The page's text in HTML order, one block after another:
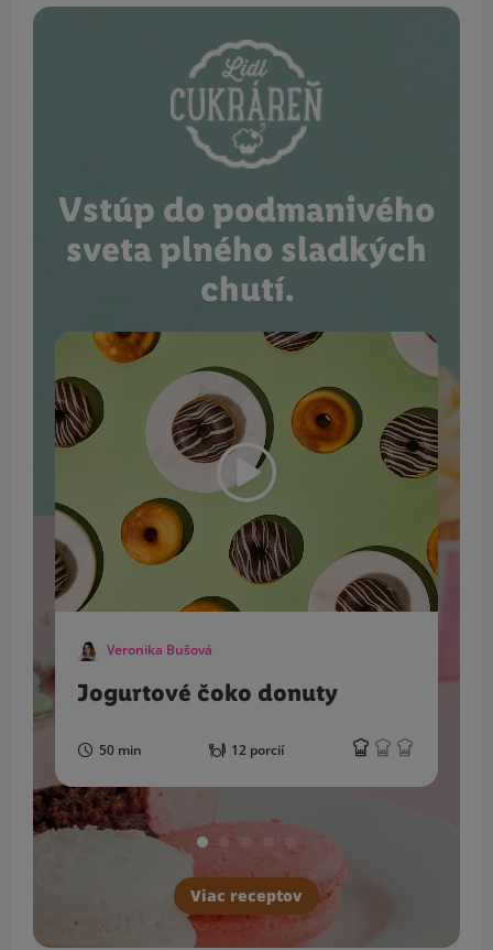
Vstúp do podmanivého
sveta plného sladkých
chutí.
Veronika Bušová
Jogurtové čoko donuty
50 min 12 porcií
Viac receptov